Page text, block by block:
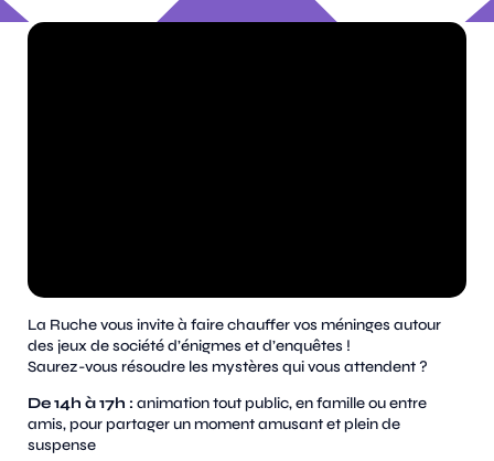
La Ruche vous invite à faire chauffer vos méninges autour
des jeux de société d’énigmes et d’enquêtes !
Saurez-vous résoudre les mystères qui vous attendent ?
De 14h à 17h : animation tout public, en famille ou entre
amis, pour partager un moment amusant et plein de
suspense